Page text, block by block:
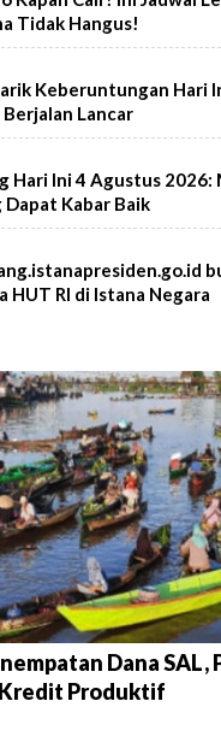
Tidak Hangus!
Keberuntungan Hari
Lancar
Hari Ini 4 Agustus 2026:
Kabar Baik
HUT RI di Istana Negara
Dana SAL,
Produktif